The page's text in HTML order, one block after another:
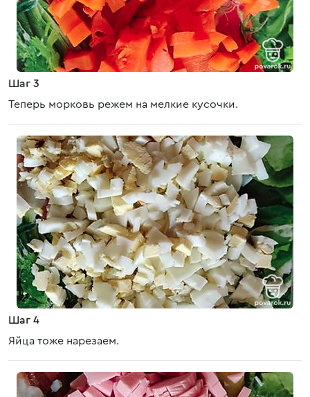
Шаг 3
Теперь морковь режем на мелкие кусочки.
Шаг 4
Яйца тоже нарезаем.